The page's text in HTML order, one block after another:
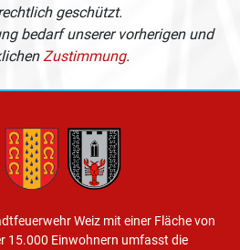
geschützt.
bedarf unserer vorherigen und
Zustimmung.
Weiz mit einer Fläche von
15.000 Einwohnern umfasst die